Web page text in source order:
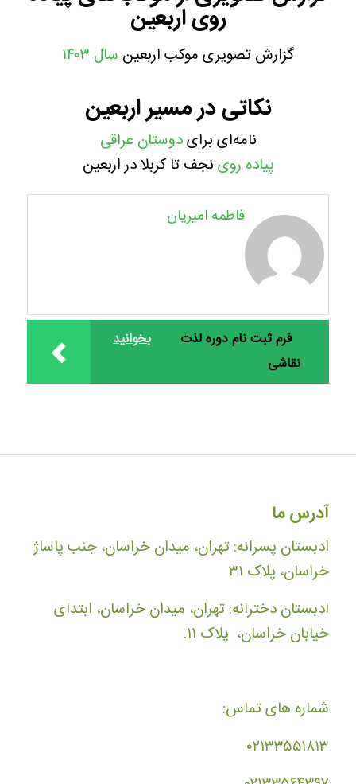
روی اربعین
گزارش تصویری موکب اربعین سال ۱۴۰۳
نکاتی در مسیر اربعین
نامه‌ای برایدوستان عراقی
پیاده روینجف تا کربلا در اربعین
فاطمه امیریان
بخوانید
فرم ثبت نام دوره لذت
نقاشی
آدرس ما
ادبستان پسرانه: تهران، میدان خراسان، جنب پاساژ
خراسان، پلاک ۳۱
ادبستان دخترانه: تهران، میدان خراسان، ابتدای
خیابان خراسان، پلاک ۱۱.
شماره های تماس:
۰۲۱۳۳۵۵۱۸۱۳